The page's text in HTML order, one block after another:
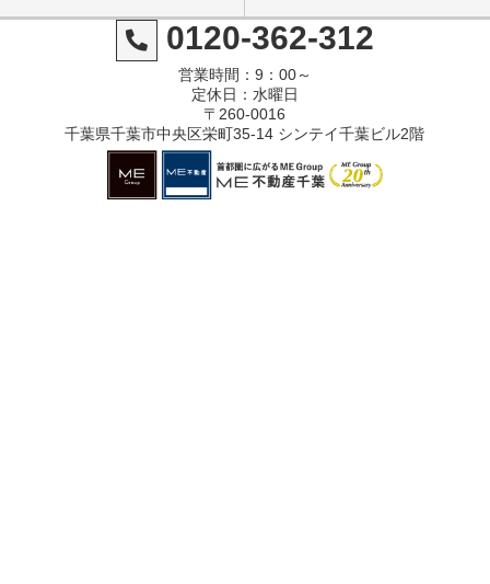
0120-362-312
営業時間：9：00～
定休日：水曜日
〒260-0016
千葉県千葉市中央区栄町35-14 シンテイ千葉ビル2階